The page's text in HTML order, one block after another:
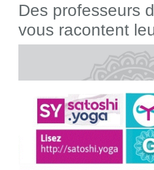
Des professeurs
vous racontent